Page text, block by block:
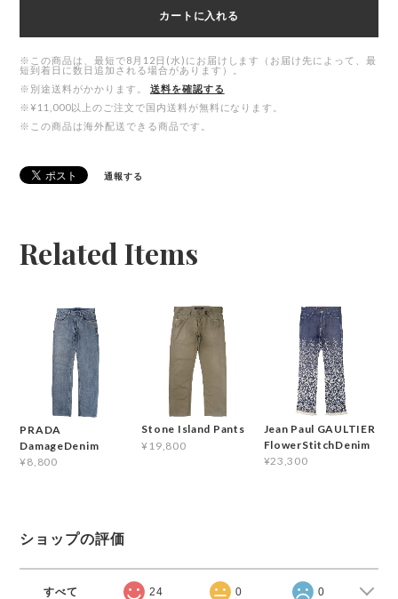
カートに入れる
※この商品は、最短で8月12日(水)にお届けします（お届け先によって、最
短到着日に数日追加される場合があります）。
※別途送料がかかります。
送料を確認する
※¥11,000以上のご注文で国内送料が無料になります。
※この商品は海外配送できる商品です。
通報する
Related Items
PRADA
DamageDenim
¥8,800
Stone Island Pants
¥19,800
Jean Paul GAULTIER
FlowerStitchDenim
¥23,300
ショップの評価
すべて 24 0 0